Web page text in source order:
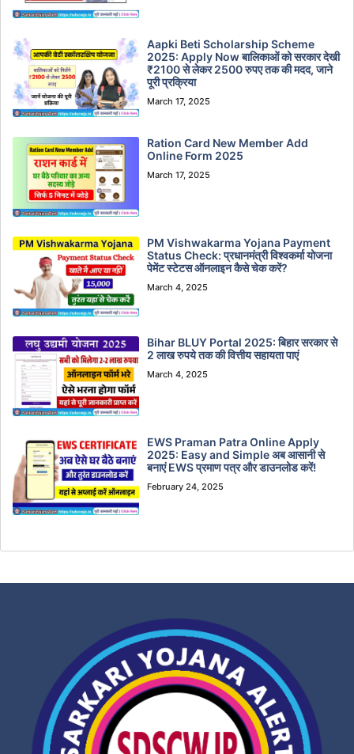
Aapki Beti Scholarship Scheme
2025: Apply Now बालिकाओं को सरकार देखी
₹2100 से लेकर 2500 रुपए तक की मदद, जाने
पूरी प्रक्रिया
March 17, 2025
Ration Card New Member Add
Online Form 2025
March 17, 2025
PM Vishwakarma Yojana Payment
Status Check: प्रधानमंत्री विश्वकर्मा योजना
पेमेंट स्टेटस ऑनलाइन कैसे चेक करें?
March 4, 2025
Bihar BLUY Portal 2025: बिहार सरकार से
2 लाख रुपये तक की वित्तीय सहायता पाएं
March 4, 2025
EWS Praman Patra Online Apply
2025: Easy and Simple अब आसानी से
बनाएं EWS प्रमाण पत्र और डाउनलोड करें!
February 24, 2025